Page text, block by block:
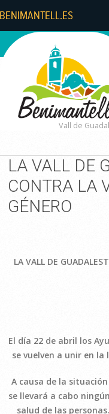
Vall de
LA VALL DE
CONTRA LA
GÉNERO
LA VALL DE
El día 22 de abril los
se vuelven a unir en
A causa de la
se llevará a cabo
salud de las